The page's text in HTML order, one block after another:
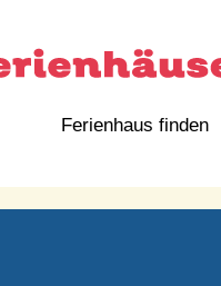
Ferienhaus finden